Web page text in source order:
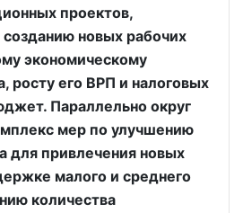
проектов,
новых рабочих
экономическому
росту его ВРП и налоговых
Параллельно округ
мер по улучшению
для привлечения новых
малого и среднего
количества